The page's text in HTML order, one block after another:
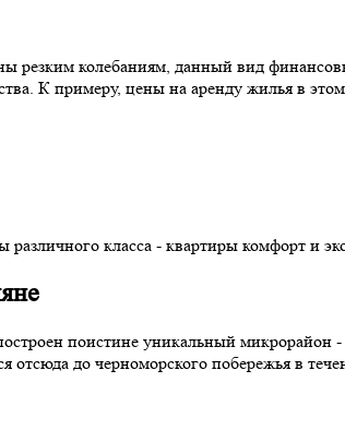
резким колебаниям, данный вид
К примеру, цены на аренду жилья в
класса - квартиры комфорт и
поистине уникальный микрорайон -
отсюда до черноморского побережья в